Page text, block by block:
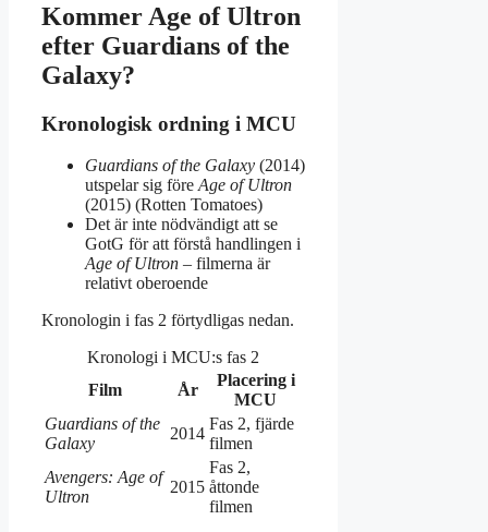
Kommer Age of Ultron
efter Guardians of the
Galaxy?
Kronologisk ordning i MCU
Guardians of the Galaxy (2014)
utspelar sig före Age of Ultron
(2015) (Rotten Tomatoes)
Det är inte nödvändigt att se
GotG för att förstå handlingen i
Age of Ultron – filmerna är
relativt oberoende
Kronologin i fas 2 förtydligas nedan.
Kronologi i MCU:s fas 2
Film
År
Placering i
MCU
Guardians of the
Galaxy
2014
Fas 2, fjärde
filmen
Avengers: Age of
Ultron
2015
Fas 2,
åttonde
filmen